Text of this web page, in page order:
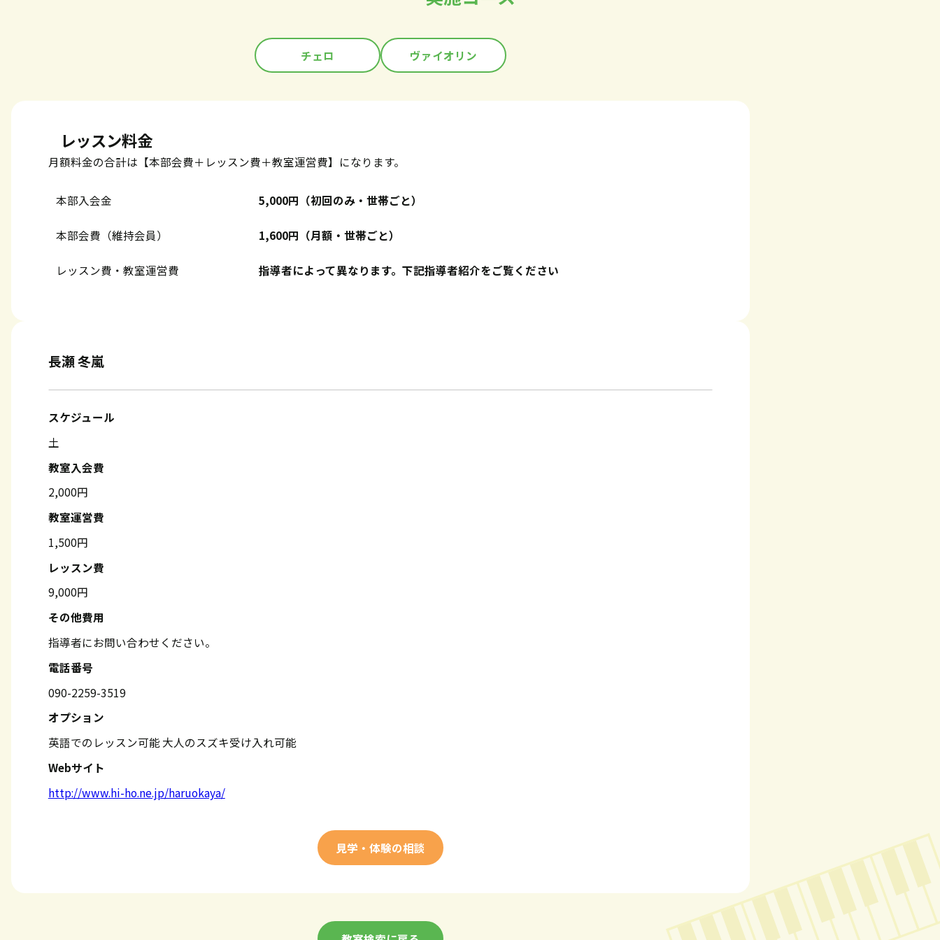
チェロ ヴァイオリン
レッスン料金
月額料金の合計は【本部会費＋レッスン費＋教室運営費】になります。
本部入会金 5,000円（初回のみ・世帯ごと）
本部会費（維持会員） 1,600円（月額・世帯ごと）
レッスン費・教室運営費 指導者によって異なります。下記指導者紹介をご覧ください
長瀬 冬嵐
スケジュール
土
教室入会費
2,000円
教室運営費
1,500円
レッスン費
9,000円
その他費用
指導者にお問い合わせください。
電話番号
090-2259-3519
オプション
英語でのレッスン可能大人のスズキ受け入れ可能
Webサイト
http://www.hi-ho.ne.jp/haruokaya/
見学・体験の相談